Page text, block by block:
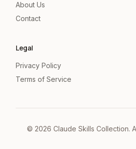
About Us
Contact
Legal
Privacy Policy
Terms of Service
© 2026 Claude Skills Collection.